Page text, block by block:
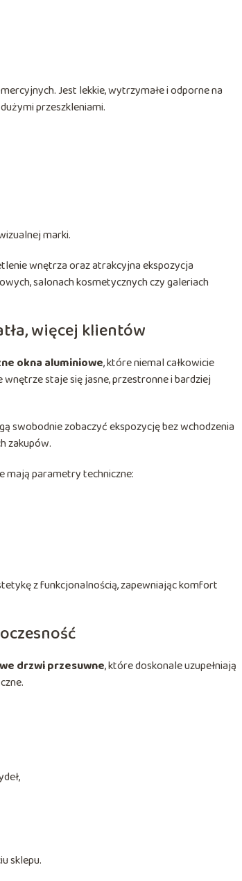
Jest lekkie, wytrzymałe i odporne na
przeszkleniami.
marki.
wnętrza oraz atrakcyjna ekspozycja
salonach kosmetycznych czy galeriach
więcej klientów
okna aluminiowe, które niemal całkowicie
staje się jasne, przestronne i bardziej
swobodnie zobaczyć ekspozycję bez wchodzenia
zakupów.
mają parametry techniczne:
z funkcjonalnością, zapewniając komfort
drzwi przesuwne, które doskonale uzupełniają
sklepu.